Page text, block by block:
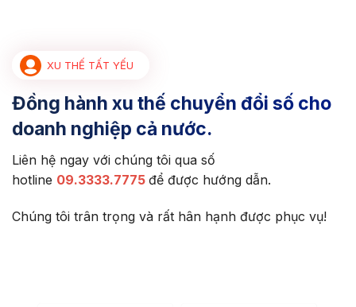
XU THẾ TẤT YẾU
Đồng hành xu thế chuyển đổi số cho
doanh nghiệp cả nước.
Liên hệ ngay với chúng tôi qua số
hotline 09.3333.7775 để được hướng dẫn.
Chúng tôi trân trọng và rất hân hạnh được phục vụ!